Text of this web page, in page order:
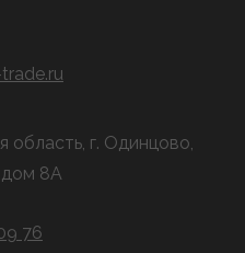
область, г. Одинцово,
8А
76